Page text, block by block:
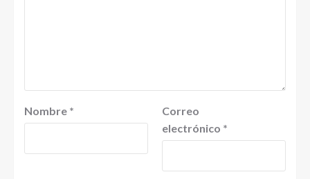
Nombre *
Correo
electrónico *